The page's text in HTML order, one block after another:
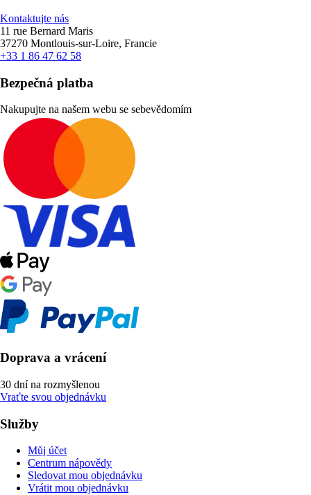
Kontaktujte nás
11 rue Bernard Maris
37270 Montlouis-sur-Loire, Francie
+33 1 86 47 62 58
Bezpečná platba
Nakupujte na našem webu se sebevědomím
Doprava a vrácení
30 dní na rozmyšlenou
Vraťte svou objednávku
Služby
Můj účet
Centrum nápovědy
Sledovat mou objednávku
Vrátit mou objednávku